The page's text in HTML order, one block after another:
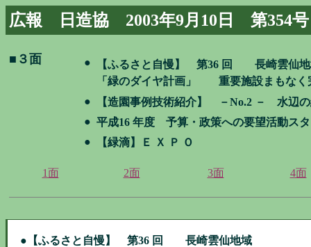
広報 日造協 2003年9月10日 第354号
■３面 ● 【ふるさと自慢】 第36 回 長崎雲仙地
「緑のダイヤ計画」 重要施設まもなく
●
【造園事例技術紹介】
－No.2 － 水辺
● 平成16 年度 予算・政策への要望活動ス
●
【緑滴】Ｅ Ｘ Ｐ Ｏ
1面 2面 3面 4面
● 【ふるさと自慢】 第36 回 長崎雲仙地域